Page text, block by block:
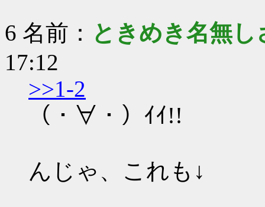
6 名前： ときめき名無し
17:12
>>1-2
（・∀・）ｲｲ!!
んじゃ、これも↓